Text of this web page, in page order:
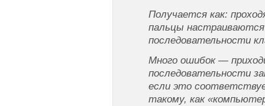
Получается как:
пальцы настраиваются
последовательности
Много ошибок —
последовательности
если это
такому, как